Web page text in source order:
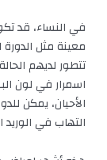
في النساء، قد
معينة مثل الدورة
تتطور لديهم
اسمرار في لون
الأحيان، يمكن
التهاب في الوريد